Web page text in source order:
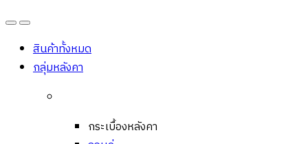
OpenClose
สินค้าทั้งหมด
กลุ่มหลังคา
กระเบื้องหลังคา